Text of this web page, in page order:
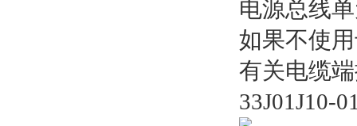
电源总线
如果不使
有关电缆
33J01J10-